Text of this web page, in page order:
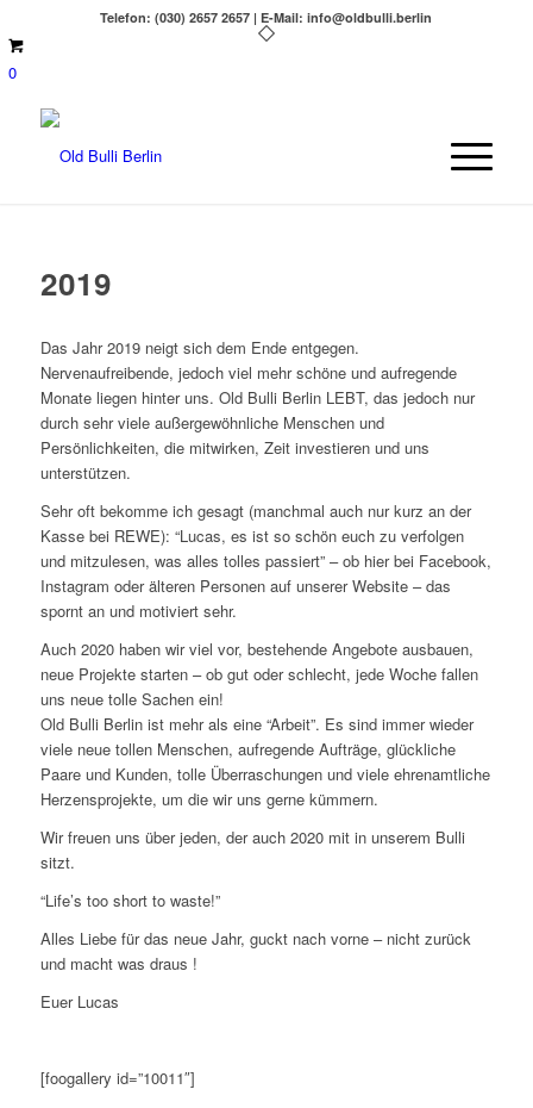
Telefon: (030) 2657 2657 | E-Mail: info@oldbulli.berlin
0
2019
Das Jahr 2019 neigt sich dem Ende entgegen.
Nervenaufreibende, jedoch viel mehr schöne und aufregende
Monate liegen hinter uns. Old Bulli Berlin LEBT, das jedoch nur
durch sehr viele außergewöhnliche Menschen und
Persönlichkeiten, die mitwirken, Zeit investieren und uns
unterstützen.
Sehr oft bekomme ich gesagt (manchmal auch nur kurz an der
Kasse bei REWE): “Lucas, es ist so schön euch zu verfolgen
und mitzulesen, was alles tolles passiert” – ob hier bei Facebook,
Instagram oder älteren Personen auf unserer Website – das
spornt an und motiviert sehr.
Auch 2020 haben wir viel vor, bestehende Angebote ausbauen,
neue Projekte starten – ob gut oder schlecht, jede Woche fallen
uns neue tolle Sachen ein!
Old Bulli Berlin ist mehr als eine “Arbeit”. Es sind immer wieder
viele neue tollen Menschen, aufregende Aufträge, glückliche
Paare und Kunden, tolle Überraschungen und viele ehrenamtliche
Herzensprojekte, um die wir uns gerne kümmern.
Wir freuen uns über jeden, der auch 2020 mit in unserem Bulli
sitzt.
“Life’s too short to waste!”
Alles Liebe für das neue Jahr, guckt nach vorne – nicht zurück
und macht was draus !
Euer Lucas
[foogallery id=”10011″]